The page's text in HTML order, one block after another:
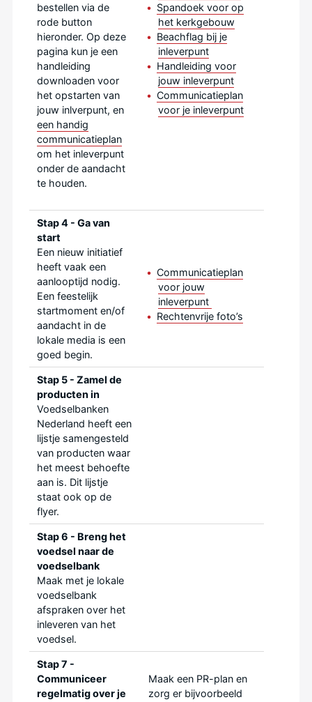
bestellen via de
rode button
hieronder. Op deze
pagina kun je een
handleiding
downloaden voor
het opstarten van
jouw inlverpunt, en
een handig
communicatieplan
om het inleverpunt
onder de aandacht
te houden.
Spandoek voor op
het kerkgebouw
Beachflag bij je
inleverpunt
Handleiding voor
jouw inleverpunt
Communicatieplan
voor je inleverpunt
Stap 4 - Ga van
start
Een nieuw initiatief
heeft vaak een
aanlooptijd nodig.
Een feestelijk
startmoment en/of
aandacht in de
lokale media is een
goed begin.
Communicatieplan
voor jouw
inleverpunt
Rechtenvrije foto’s
Stap 5 - Zamel de
producten in
Voedselbanken
Nederland heeft een
lijstje samengesteld
van producten waar
het meest behoefte
aan is. Dit lijstje
staat ook op de
flyer.
Stap 6 - Breng het
voedsel naar de
voedselbank
Maak met je lokale
voedselbank
afspraken over het
inleveren van het
voedsel.
Stap 7 -
Communiceer
regelmatig over je
Maak een PR-plan en
zorg er bijvoorbeeld